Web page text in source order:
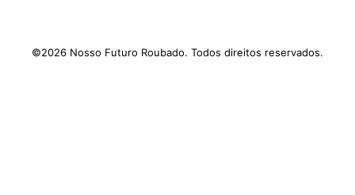
©2026 Nosso Futuro Roubado. Todos direitos reservados.